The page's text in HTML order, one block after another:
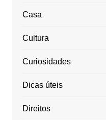
Casa
Cultura
Curiosidades
Dicas úteis
Direitos